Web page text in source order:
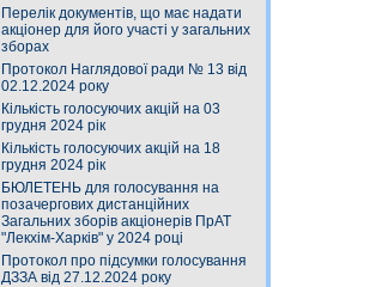
Перелік документів, що має надати
акціонер для його участі у загальних
зборах
Протокол Наглядової ради № 13 від
02.12.2024 року
Кількість голосуючих акцій на 03
грудня 2024 рік
Кількість голосуючих акцій на 18
грудня 2024 рік
БЮЛЕТЕНЬ для голосування на
позачергових дистанційних
Загальних зборів акціонерів ПрАТ
"Лекхім-Харків" у 2024 році
Протокол про підсумки голосування
ДЗЗА від 27.12.2024 року